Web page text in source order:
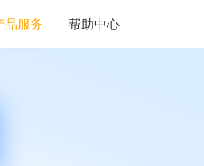
品服务 帮助中心